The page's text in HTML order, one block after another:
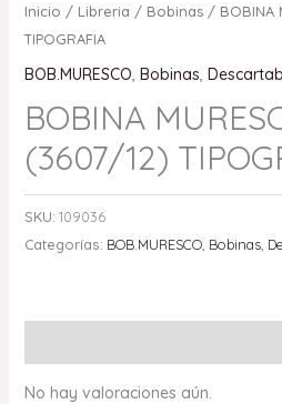
Inicio / Libreria / Bobinas/ BOBINA
TIPOGRAFIA
BOB.MURESCO, Bobinas,
BOBINA
(3607/12)
SKU: 109036
Categorías: BOB.MURESCO, Bobinas,
No hay valoraciones aún.